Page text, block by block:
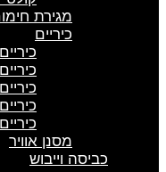
מגירת
כיריים
מסנן אוויר
כביסה וייבוש